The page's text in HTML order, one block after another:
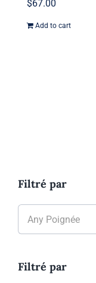
$67.00
Add to cart
Filtré par
Any Poignée
Filtré par